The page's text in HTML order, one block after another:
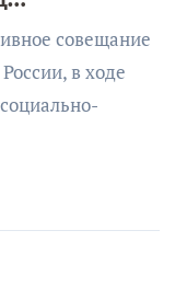
совещание
в ходе